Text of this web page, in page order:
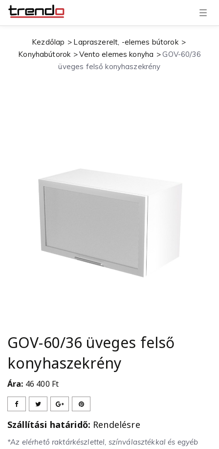
T
g
Kezdőlap
Lapraszerelt, -elemes bútorok
Konyhabútorok
Vento elemes konyha
GOV-60/36
üveges felső konyhaszekrény
GOV-60/36 üveges felső
konyhaszekrény
Ára: 46 400 Ft
Szállítási határidő: Rendelésre
*Az elérhető raktárkészlettel, színválasztékkal és egyéb